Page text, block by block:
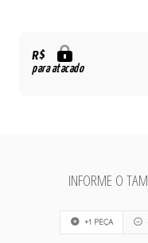
R$
para atacado
INFORME O
+1 PEÇA